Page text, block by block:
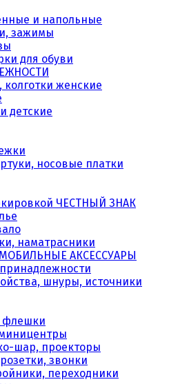
и напольные
зажимы
для обуви
колготки женские
детские
носовые платки
ЧЕСТНЫЙ ЗНАК
наматрасники
АКСЕССУАРЫ
шнуры, источники
флешки
шар, проекторы
звонки
переходники